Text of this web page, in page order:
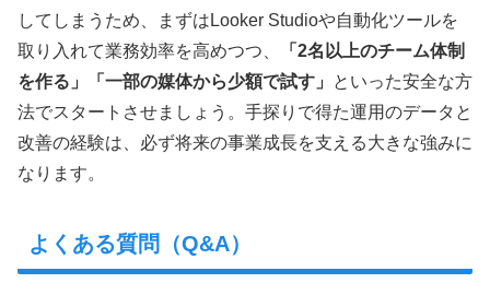
してしまうため、まずはLooker Studioや自動化ツールを
取り入れて業務効率を高めつつ、
「2名以上のチーム体制
を作る」「一部の媒体から少額で試す」
といった安全な方
法でスタートさせましょう。手探りで得た運用のデータと
改善の経験は、必ず将来の事業成長を支える大きな強みに
なります。
よくある質問（Q&A）